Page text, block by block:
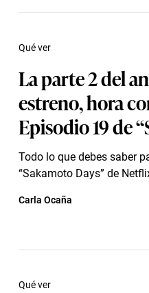
La parte 2 del
estreno, hora
Episodio 19 de
Todo lo que debes saber
“Sakamoto Days” de
Qué ver
Carla Ocaña
Qué ver